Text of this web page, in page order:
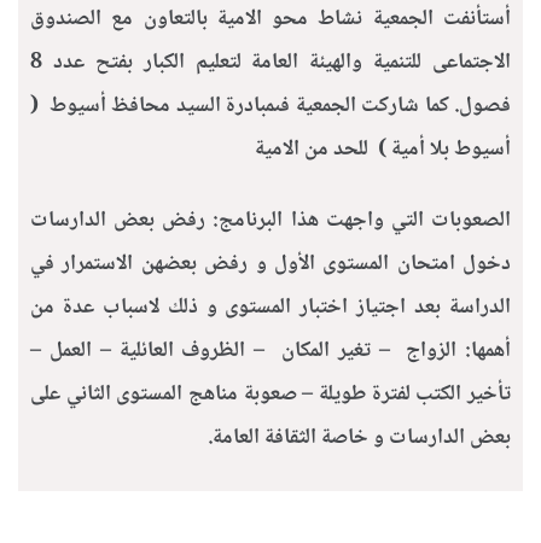
أستأنفت الجمعية نشاط محو الامية بالتعاون مع الصندوق
الاجتماعى للتنمية والهيئة العامة لتعليم الكبار بفتح عدد 8
فصول. كما شاركت الجمعية فىمبادرة السيد محافظ أسيوط (
أسيوط بلا أمية ) للحد من الامية
الصعوبات التي واجهت هذا البرنامج: رفض بعض الدارسات
دخول امتحان المستوى الأول و رفض بعضهن الاستمرار في
الدراسة بعد اجتياز اختبار المستوى و ذلك لاسباب عدة من
أهمها: الزواج – تغير المكان – الظروف العائلية – العمل –
تأخير الكتب لفترة طويلة – صعوبة مناهج المستوى الثاني على
بعض الدارسات و خاصة الثقافة العامة.